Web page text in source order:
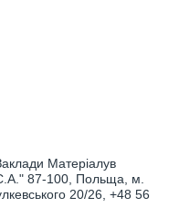
Матеріалув
87-100, Польща, м.
20/26, +48 56